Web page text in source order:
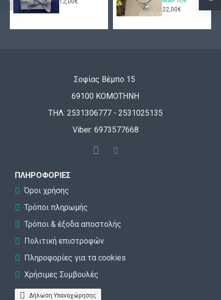
12,00€
22,00€
Σοφίας Βέμπο 15
69100 ΚΟΜΟΤΗΝΗ
ΤΗΛ: 2531306777 - 2531025135
Viber: 6973577668
ΠΛΗΡΟΦΟΡΊΕΣ
Όροι χρήσης
Τρόποι πληρωμής
Τρόποι & έξοδα αποστολής
Πολιτική επιστροφών
Πληροφορίες για τα cookies
Χρήσιμες Συμβουλές
Δήλωση Υπαναχώρησης